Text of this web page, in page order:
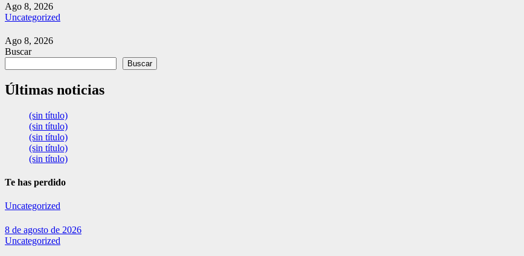
Ago 8, 2026
Uncategorized
Ago 8, 2026
Buscar
Buscar
Últimas noticias
(sin título)
(sin título)
(sin título)
(sin título)
(sin título)
Te has perdido
Uncategorized
8 de agosto de 2026
Uncategorized